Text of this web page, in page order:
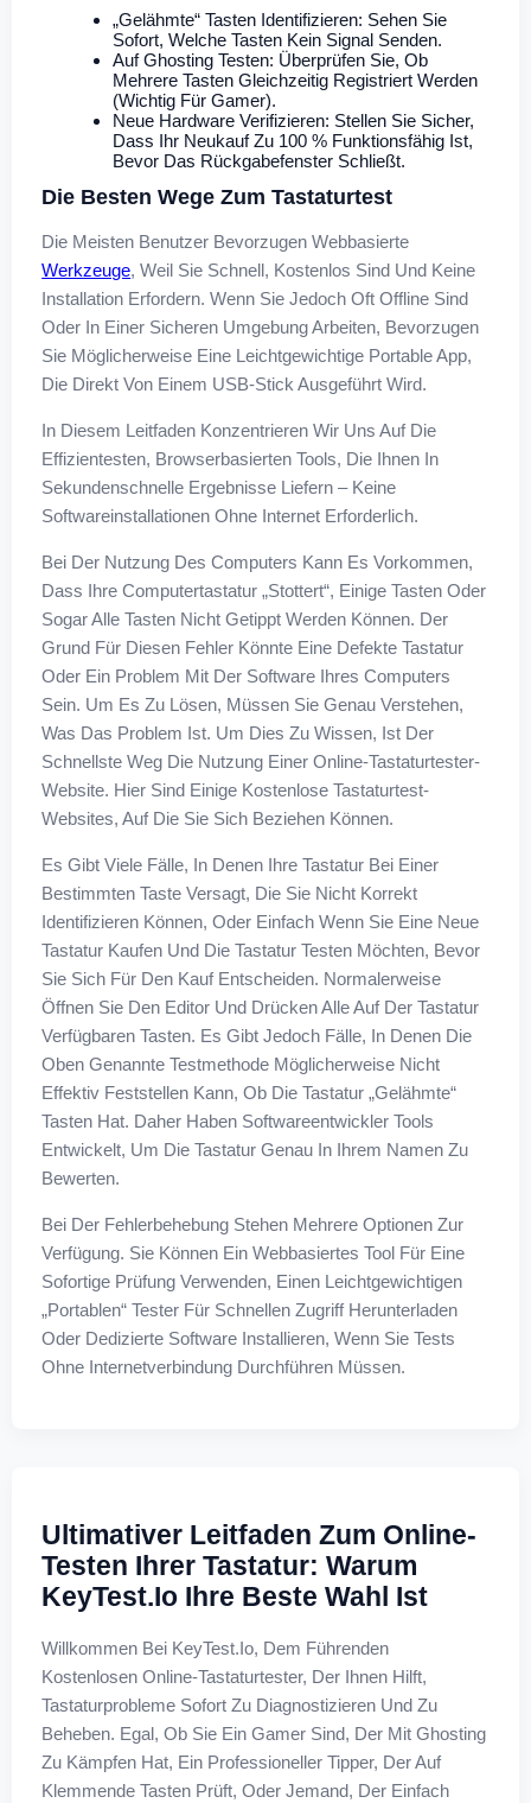
„Gelähmte“ Tasten Identifizieren: Sehen Sie
Sofort, Welche Tasten Kein Signal Senden.
Auf Ghosting Testen: Überprüfen Sie, Ob
Mehrere Tasten Gleichzeitig Registriert Werden
(wichtig Für Gamer).
Neue Hardware Verifizieren: Stellen Sie Sicher,
Dass Ihr Neukauf Zu 100 % Funktionsfähig Ist,
Bevor Das Rückgabefenster Schließt.
Die Besten Wege Zum Tastaturtest
Die Meisten Benutzer Bevorzugen Webbasierte
Werkzeuge, Weil Sie Schnell, Kostenlos Sind Und Keine
Installation Erfordern. Wenn Sie Jedoch Oft Offline Sind
Oder In Einer Sicheren Umgebung Arbeiten, Bevorzugen
Sie Möglicherweise Eine Leichtgewichtige Portable App,
Die Direkt Von Einem USB-Stick Ausgeführt Wird.
In Diesem Leitfaden Konzentrieren Wir Uns Auf Die
Effizientesten, Browserbasierten Tools, Die Ihnen In
Sekundenschnelle Ergebnisse Liefern – Keine
Softwareinstallationen Ohne Internet Erforderlich.
Bei Der Nutzung Des Computers Kann Es Vorkommen,
Dass Ihre Computertastatur „stottert“, Einige Tasten Oder
Sogar Alle Tasten Nicht Getippt Werden Können. Der
Grund Für Diesen Fehler Könnte Eine Defekte Tastatur
Oder Ein Problem Mit Der Software Ihres Computers
Sein. Um Es Zu Lösen, Müssen Sie Genau Verstehen,
Was Das Problem Ist. Um Dies Zu Wissen, Ist Der
Schnellste Weg Die Nutzung Einer Online-Tastaturtester-
Website. Hier Sind Einige Kostenlose Tastaturtest-
Websites, Auf Die Sie Sich Beziehen Können.
Es Gibt Viele Fälle, In Denen Ihre Tastatur Bei Einer
Bestimmten Taste Versagt, Die Sie Nicht Korrekt
Identifizieren Können, Oder Einfach Wenn Sie Eine Neue
Tastatur Kaufen Und Die Tastatur Testen Möchten, Bevor
Sie Sich Für Den Kauf Entscheiden. Normalerweise
Öffnen Sie Den Editor Und Drücken Alle Auf Der Tastatur
Verfügbaren Tasten. Es Gibt Jedoch Fälle, In Denen Die
Oben Genannte Testmethode Möglicherweise Nicht
Effektiv Feststellen Kann, Ob Die Tastatur „gelähmte“
Tasten Hat. Daher Haben Softwareentwickler Tools
Entwickelt, Um Die Tastatur Genau In Ihrem Namen Zu
Bewerten.
Bei Der Fehlerbehebung Stehen Mehrere Optionen Zur
Verfügung. Sie Können Ein Webbasiertes Tool Für Eine
Sofortige Prüfung Verwenden, Einen Leichtgewichtigen
„portablen“ Tester Für Schnellen Zugriff Herunterladen
Oder Dedizierte Software Installieren, Wenn Sie Tests
Ohne Internetverbindung Durchführen Müssen.
Ultimativer Leitfaden Zum Online-
Testen Ihrer Tastatur: Warum
KeyTest.io Ihre Beste Wahl Ist
Willkommen Bei KeyTest.io, Dem Führenden
Kostenlosen Online-Tastaturtester, Der Ihnen Hilft,
Tastaturprobleme Sofort Zu Diagnostizieren Und Zu
Beheben. Egal, Ob Sie Ein Gamer Sind, Der Mit Ghosting
Zu Kämpfen Hat, Ein Professioneller Tipper, Der Auf
Klemmende Tasten Prüft, Oder Jemand, Der Einfach